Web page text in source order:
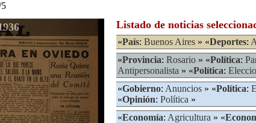
Listado de noticias
«País: Buenos Aires » «Deportes:
«Provincia: Rosario » «Política:
Antipersonalista » «Política:
«Gobierno: Anuncios » «Política:
«Opinión: Política »
«Economía: Agricultura » «